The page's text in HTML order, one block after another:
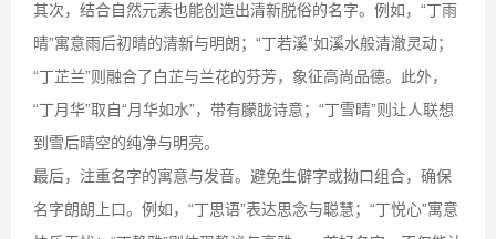
其次，结合自然元素也能创造出清新脱俗的名字。例如，“丁雨
晴”寓意雨后初晴的清新与明朗；“丁若溪”如溪水般清澈灵动；
“丁芷兰”则融合了白芷与兰花的芬芳，象征高尚品德。此外，
“丁月华”取自“月华如水”，带有朦胧诗意；“丁雪晴”则让人联想
到雪后晴空的纯净与明亮。
最后，注重名字的寓意与发音。避免生僻字或拗口组合，确保
名字朗朗上口。例如，“丁思语”表达思念与聪慧；“丁悦心”寓意